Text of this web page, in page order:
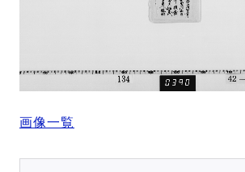
画像一覧